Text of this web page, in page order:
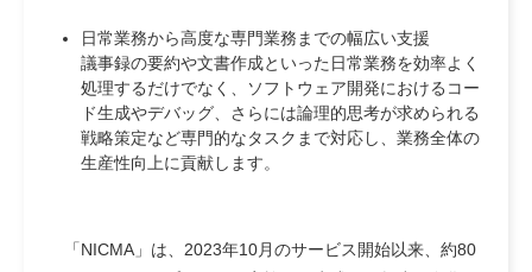
日常業務から高度な専門業務までの幅広い支援
議事録の要約や文書作成といった日常業務を効率よく
処理するだけでなく、ソフトウェア開発におけるコー
ド生成やデバッグ、さらには論理的思考が求められる
戦略策定など専門的なタスクまで対応し、業務全体の
生産性向上に貢献します。
「NICMA」は、2023年10月のサービス開始以来、約80